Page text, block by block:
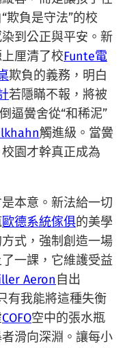
欺負是守法”的校
到公正與平安。新
厘清了校Funte電
欺負的義務，明白
若隱瞞不報，將被
逼黌舍從“和稀泥”
觸進級。當黌
園才幹真正成為
本意。新法給一切
歐德系統傢俱的美學
式，強制創造一場
一課，它維護受益
Aeron 自出
有我能將這種失衡
COFO空中的張水瓶
滑向深淵。讓每小